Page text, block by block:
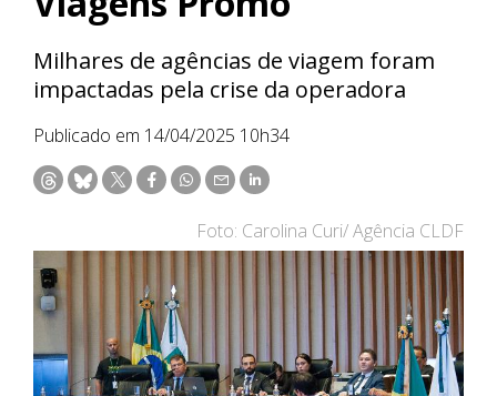
Milhares de agências de viagem foram
impactadas pela crise da operadora
Publicado em 14/04/2025 10h34
Foto: Carolina Curi/ Agência CLDF